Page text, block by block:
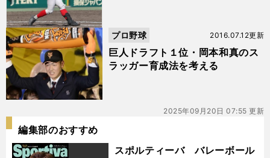
巨人ドラフト１位・岡本和真のス
ラッガー育成法を考える
2016.07.12更新
プロ野球
2025年09月20日 07:55 更新
編集部のおすすめ
スポルティーバ バレーボール